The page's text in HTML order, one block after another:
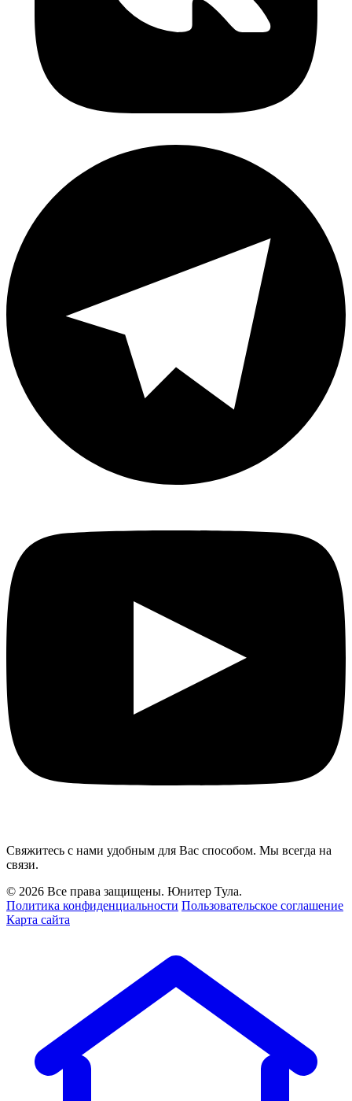
Свяжитесь с нами удобным для Вас способом. Мы всегда на
связи.
© 2026 Все права защищены. Юнитер Тула.
Политика конфиденциальности Пользовательское соглашение
Карта сайта